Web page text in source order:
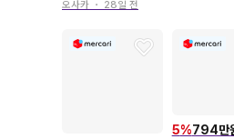
오사카 ・ 28일 전
5%794만